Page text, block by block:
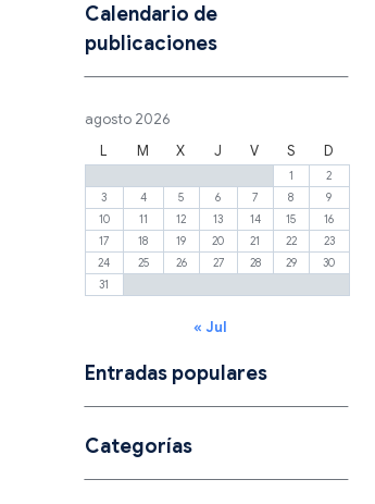
Calendario de
publicaciones
agosto 2026
L
M X J V S D
1
2
3
4 5 6 7 8
9
10
11 12 13 14 15
16
17
18 19 20 21 22
23
24
25 26 27 28 29
30
31
« Jul
Entradas populares
Categorías